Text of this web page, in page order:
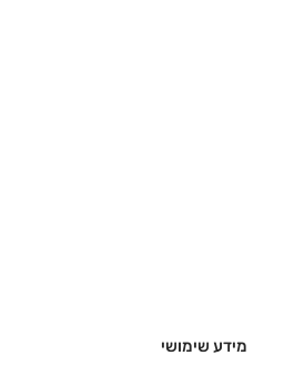
מידע שימושי